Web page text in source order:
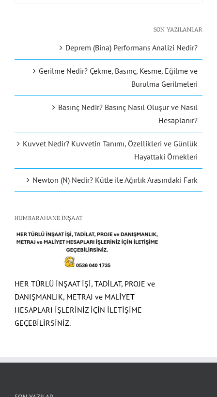
SON YAZILANLAR
Deprem (Bina) Performans Analizi Nedir?
Gerilme Nedir? Çekme, Basınç, Kesme, Eğilme ve
Burulma Gerilmeleri
Basınç Nedir? Basınç Nasıl Oluşur ve Nasıl
Hesaplanır?
Kuvvet Nedir? Kuvvetin Tanımı, Özellikleri ve Günlük
Hayattaki Örnekleri
Newton (N) Nedir? Kütle ile Ağırlık Arasındaki Fark
HUMBARAHANE İNŞAAT
HER TÜRLÜ İNŞAAT İŞİ, TADİLAT, PROJE ve
DANIŞMANLIK, METRAJ ve MALİYET
HESAPLARI İŞLERİNİZ İÇİN İLETİŞİME
GEÇEBİLİRSİNİZ.